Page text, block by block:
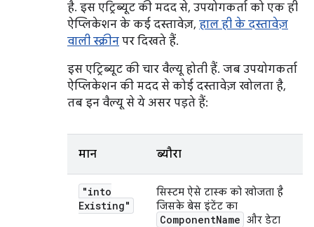
है. इस एट्रिब्यूट की मदद से, उपयोगकर्ता को एक ही
ऐप्लिकेशन के कई दस्तावेज़, हाल ही के दस्तावेज़
वाली स्क्रीन पर दिखते हैं.
इस एट्रिब्यूट की चार वैल्यू होती हैं. जब उपयोगकर्ता
ऐप्लिकेशन की मदद से कोई दस्तावेज़ खोलता है,
तब इन वैल्यू से ये असर पड़ते हैं:
मान ब्यौरा
"into
Existing"
सिस्टम ऐसे टास्क को खोजता है
जिसके बेस इंटेंट का
ComponentName और डेटा